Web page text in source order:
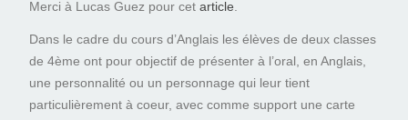
Merci à Lucas Guez pour cet article
Dans le cadre du cours d’Anglais les élèves de deux classes
de 4ème ont pour objectif de présenter à l’oral, en Anglais,
une personnalité ou un personnage qui leur tient
particulièrement à coeur, avec comme support une carte